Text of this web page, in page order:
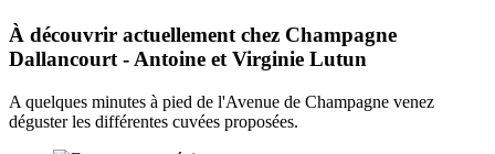
À découvrir actuellement chez Champagne
Dallancourt - Antoine et Virginie Lutun
A quelques minutes à pied de l'Avenue de Champagne venez
déguster les différentes cuvées proposées.